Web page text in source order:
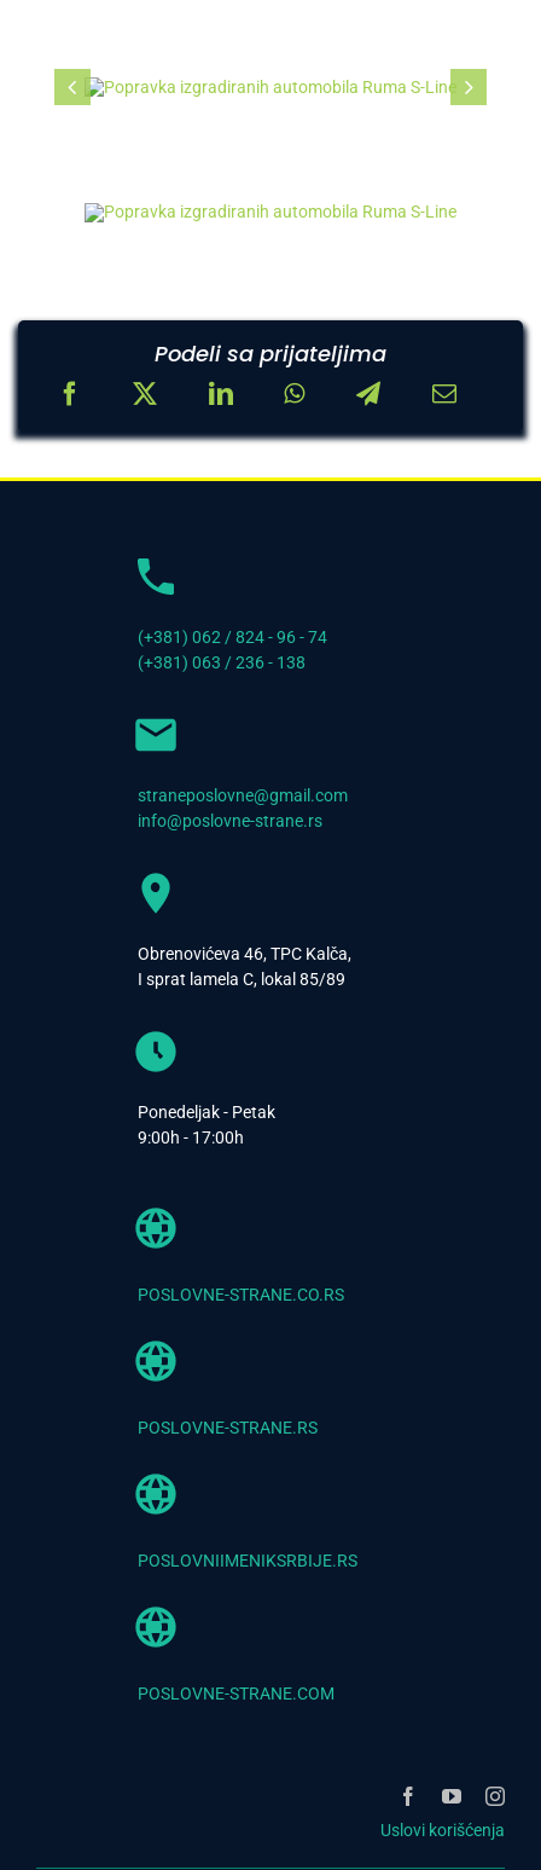
Podeli sa prijateljima
(+381) 062 / 824 - 96 - 74
(+381) 063 / 236 - 138
straneposlovne@gmail.com
info@poslovne-strane.rs
Obrenovićeva 46, TPC Kalča,
I sprat lamela C, lokal 85/89
Ponedeljak - Petak
9:00h - 17:00h
POSLOVNE-STRANE.CO.RS
POSLOVNE-STRANE.RS
POSLOVNIIMENIKSRBIJE.RS
POSLOVNE-STRANE.COM
Uslovi korišćenja